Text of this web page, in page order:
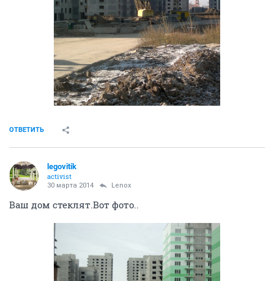
ОТВЕТИТЬ
legovitik
activist
30 марта 2014 Lenox
Ваш дом стеклят.Вот фото..